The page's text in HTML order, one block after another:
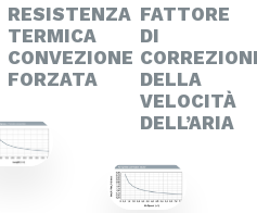
RESISTENZA
TERMICA
CONVEZIONE
FORZATA
FATTORE
DI
DELLA
VELOCITÀ
DELL’ARIA